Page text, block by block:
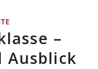
–
Ausblick